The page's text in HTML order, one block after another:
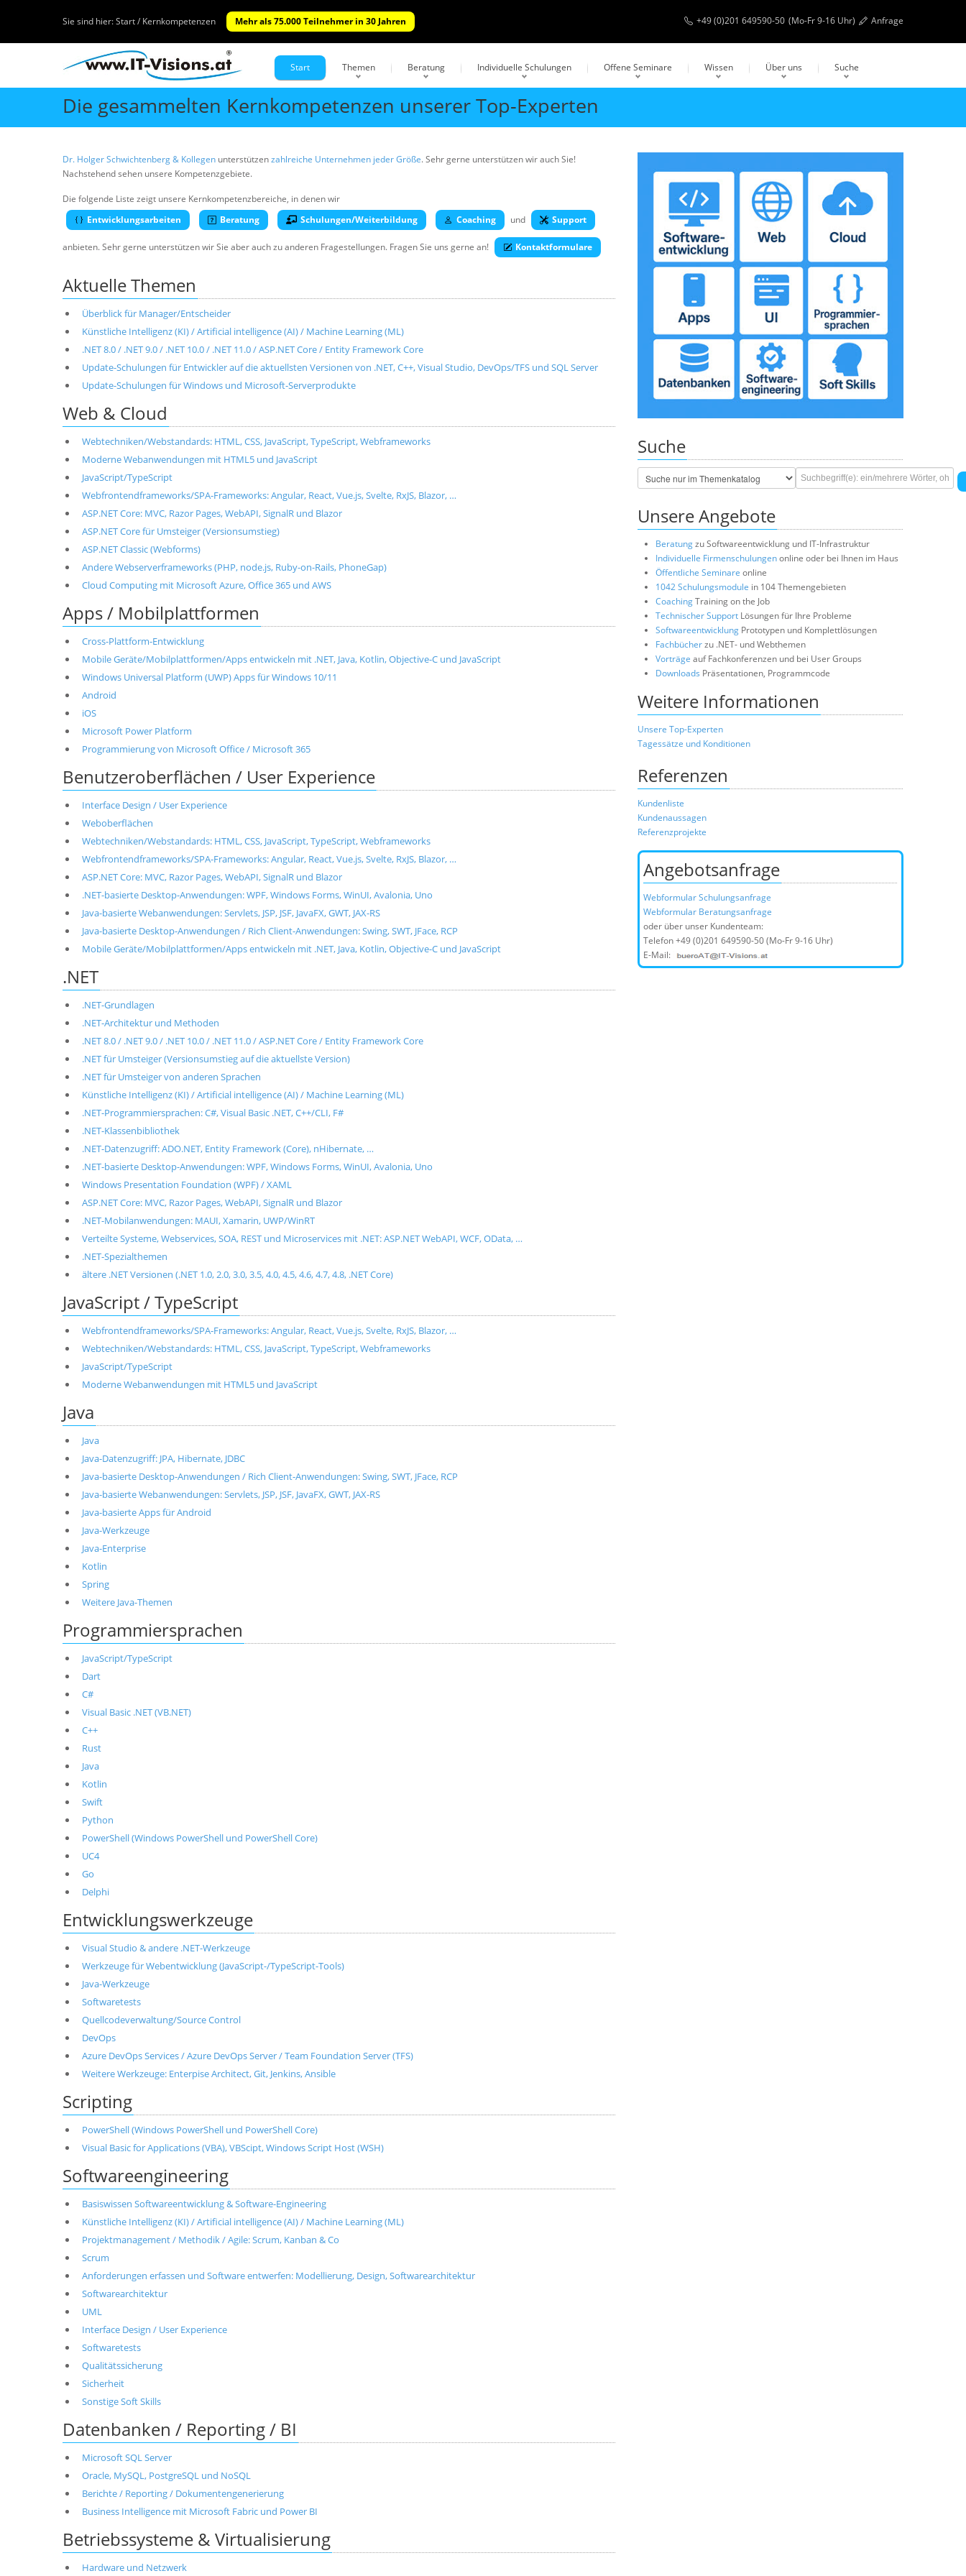
Sie sind hier:Start / Kernkompetenzen Mehr als 75.000 Teilnehmer in 30 Jahren +49 (0)201 649590-50 (Mo-Fr 9-16 Uhr) Anfrage
Start Themen Beratung Individuelle Schulungen Offene Seminare Wissen Über uns Suche
Die gesammelten Kernkompetenzen unserer Top-Experten
Dr. Holger Schwichtenberg & Kollegen unterstützenzahlreiche Unternehmen jeder Größe. Sehr gerne unterstützen wir auch Sie!
Nachstehend sehen unsere Kompetenzgebiete.
Die folgende Liste zeigt unsere Kernkompetenzbereiche, in denen wir
Entwicklungsarbeiten
Beratung Schulungen/Weiterbildung Coaching und Support
anbieten. Sehr gerne unterstützen wir Sie aber auch zu anderen Fragestellungen. Fragen Sie uns gerne an! Kontaktformulare
Aktuelle Themen
Überblick für Manager/Entscheider
Künstliche Intelligenz (KI) / Artificial intelligence (AI) / Machine Learning (ML)
.NET 8.0 / .NET 9.0 / .NET 10.0 / .NET 11.0 / ASP.NET Core / Entity Framework Core
Update-Schulungen für Entwickler auf die aktuellsten Versionen von .NET, C++, Visual Studio, DevOps/TFS und SQL Server
Update-Schulungen für Windows und Microsoft-Serverprodukte
Web & Cloud
Webtechniken/Webstandards: HTML, CSS, JavaScript, TypeScript, Webframeworks
Moderne Webanwendungen mit HTML5 und JavaScript
JavaScript/TypeScript
Webfrontendframeworks/SPA-Frameworks: Angular, React, Vue.js, Svelte, RxJS, Blazor, …
ASP.NET Core: MVC, Razor Pages, WebAPI, SignalR und Blazor
ASP.NET Core für Umsteiger (Versionsumstieg)
ASP.NET Classic (Webforms)
Andere Webserverframeworks (PHP, node.js, Ruby-on-Rails, PhoneGap)
Cloud Computing mit Microsoft Azure, Office 365 und AWS
Apps / Mobilplattformen
Cross-Plattform-Entwicklung
Mobile Geräte/Mobilplattformen/Apps entwickeln mit .NET, Java, Kotlin, Objective-C und JavaScript
Windows Universal Platform (UWP) Apps für Windows 10/11
Android
iOS
Microsoft Power Platform
Programmierung von Microsoft Office / Microsoft 365
Benutzeroberflächen / User Experience
Interface Design / User Experience
Weboberflächen
Webtechniken/Webstandards: HTML, CSS, JavaScript, TypeScript, Webframeworks
Webfrontendframeworks/SPA-Frameworks: Angular, React, Vue.js, Svelte, RxJS, Blazor, …
ASP.NET Core: MVC, Razor Pages, WebAPI, SignalR und Blazor
.NET-basierte Desktop-Anwendungen: WPF, Windows Forms, WinUI, Avalonia, Uno
Java-basierte Webanwendungen: Servlets, JSP, JSF, JavaFX, GWT, JAX-RS
Java-basierte Desktop-Anwendungen / Rich Client-Anwendungen: Swing, SWT, JFace, RCP
Mobile Geräte/Mobilplattformen/Apps entwickeln mit .NET, Java, Kotlin, Objective-C und JavaScript
.NET
.NET-Grundlagen
.NET-Architektur und Methoden
.NET 8.0 / .NET 9.0 / .NET 10.0 / .NET 11.0 / ASP.NET Core / Entity Framework Core
.NET für Umsteiger (Versionsumstieg auf die aktuellste Version)
.NET für Umsteiger von anderen Sprachen
Künstliche Intelligenz (KI) / Artificial intelligence (AI) / Machine Learning (ML)
.NET-Programmiersprachen: C#, Visual Basic .NET, C++/CLI, F#
.NET-Klassenbibliothek
.NET-Datenzugriff: ADO.NET, Entity Framework (Core), nHibernate, …
.NET-basierte Desktop-Anwendungen: WPF, Windows Forms, WinUI, Avalonia, Uno
Windows Presentation Foundation (WPF) / XAML
ASP.NET Core: MVC, Razor Pages, WebAPI, SignalR und Blazor
.NET-Mobilanwendungen: MAUI, Xamarin, UWP/WinRT
Verteilte Systeme, Webservices, SOA, REST und Microservices mit .NET: ASP.NET WebAPI, WCF, OData, …
.NET-Spezialthemen
ältere .NET Versionen (.NET 1.0, 2.0, 3.0, 3.5, 4.0, 4.5, 4.6, 4.7, 4.8, .NET Core)
JavaScript / TypeScript
Webfrontendframeworks/SPA-Frameworks: Angular, React, Vue.js, Svelte, RxJS, Blazor, …
Webtechniken/Webstandards: HTML, CSS, JavaScript, TypeScript, Webframeworks
JavaScript/TypeScript
Moderne Webanwendungen mit HTML5 und JavaScript
Java
Java
Java-Datenzugriff: JPA, Hibernate, JDBC
Java-basierte Desktop-Anwendungen / Rich Client-Anwendungen: Swing, SWT, JFace, RCP
Java-basierte Webanwendungen: Servlets, JSP, JSF, JavaFX, GWT, JAX-RS
Java-basierte Apps für Android
Java-Werkzeuge
Java-Enterprise
Kotlin
Spring
Weitere Java-Themen
Programmiersprachen
JavaScript/TypeScript
Dart
C#
Visual Basic .NET (VB.NET)
C++
Rust
Java
Kotlin
Swift
Python
PowerShell (Windows PowerShell und PowerShell Core)
UC4
Go
Delphi
Entwicklungswerkzeuge
Visual Studio & andere .NET-Werkzeuge
Werkzeuge für Webentwicklung (JavaScript-/TypeScript-Tools)
Java-Werkzeuge
Softwaretests
Quellcodeverwaltung/Source Control
DevOps
Azure DevOps Services / Azure DevOps Server / Team Foundation Server (TFS)
Weitere Werkzeuge: Enterpise Architect, Git, Jenkins, Ansible
Scripting
PowerShell (Windows PowerShell und PowerShell Core)
Visual Basic for Applications (VBA), VBScipt, Windows Script Host (WSH)
Softwareengineering
Basiswissen Softwareentwicklung & Software-Engineering
Künstliche Intelligenz (KI) / Artificial intelligence (AI) / Machine Learning (ML)
Projektmanagement / Methodik / Agile: Scrum, Kanban & Co
Scrum
Anforderungen erfassen und Software entwerfen: Modellierung, Design, Softwarearchitektur
Softwarearchitektur
UML
Interface Design / User Experience
Softwaretests
Qualitätssicherung
Sicherheit
Sonstige Soft Skills
Datenbanken / Reporting / BI
Microsoft SQL Server
Oracle, MySQL, PostgreSQL und NoSQL
Berichte / Reporting / Dokumentengenerierung
Business Intelligence mit Microsoft Fabric und Power BI
Betriebssysteme & Virtualisierung
Hardware und Netzwerk
Suche
Unsere Angebote
Beratungzu Softwareentwicklung und IT-Infrastruktur
Individuelle Firmenschulungenonline oder bei Ihnen im Haus
Öffentliche Seminare online
1042 Schulungsmodule in 104 Themengebieten
CoachingTraining on the Job
Technischer Support Lösungen für Ihre Probleme
Softwareentwicklung Prototypen und Komplettlösungen
Fachbücherzu .NET- und Webthemen
Vorträge auf Fachkonferenzen und bei User Groups
Downloads Präsentationen, Programmcode
Weitere Informationen
Unsere Top-Experten
Tagessätze und Konditionen
Referenzen
Kundenliste
Kundenaussagen
Referenzprojekte
Angebotsanfrage
Webformular Schulungsanfrage
Webformular Beratungsanfrage
oder über unser Kundenteam:
Telefon+49 (0)201 649590-50(Mo-Fr 9-16 Uhr)
E-Mail: